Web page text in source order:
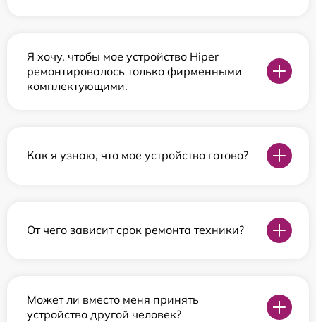
Я хочу, чтобы мое устройство Hiper
ремонтировалось только фирменными
комплектующими.
Как я узнаю, что мое устройство готово?
От чего зависит срок ремонта техники?
Может ли вместо меня принять
устройство другой человек?